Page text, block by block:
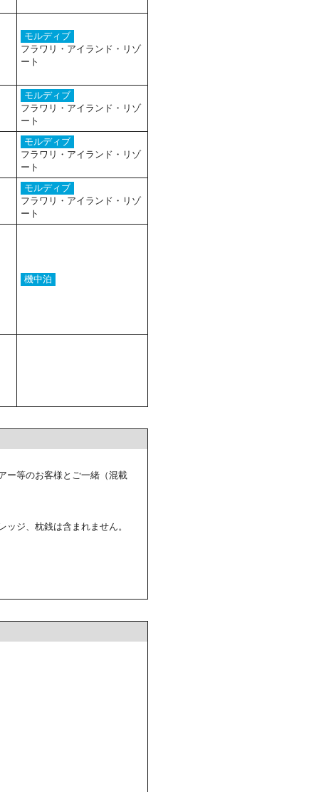
モルディブ
フラワリ・アイランド・リゾ
ート
モルディブ
フラワリ・アイランド・リゾ
ート
モルディブ
フラワリ・アイランド・リゾ
ート
モルディブ
フラワリ・アイランド・リゾ
ート
機中泊
ー等のお客様とご一緒（混載
ジ、枕銭は含まれません。